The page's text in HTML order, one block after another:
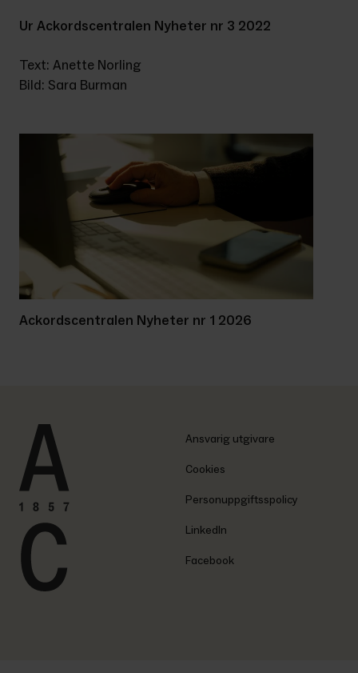
Ur Ackordscentralen Nyheter nr 3 2022
Text: Anette Norling
Bild: Sara Burman
Ackordscentralen Nyheter nr 1 2026
Ansvarig utgivare
Cookies
Personuppgiftsspolicy
LinkedIn
Facebook